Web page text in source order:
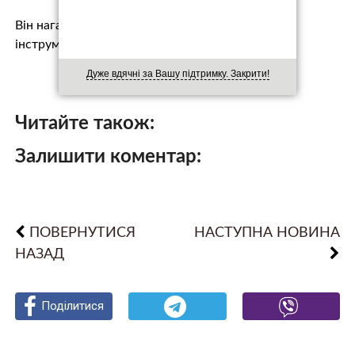
Дуже вдячні за Вашу підтримку. Закрити!
Він нагадав, що Україна хоче миру, і для цього є
інструмент. Зокрема, було проведен…
Читайте також:
Залишити коментар:
ПОВЕРНУТИСЯ
НАЗАД
НАСТУПНА НОВИНА
Поділитися
Поділитися
Поділитися